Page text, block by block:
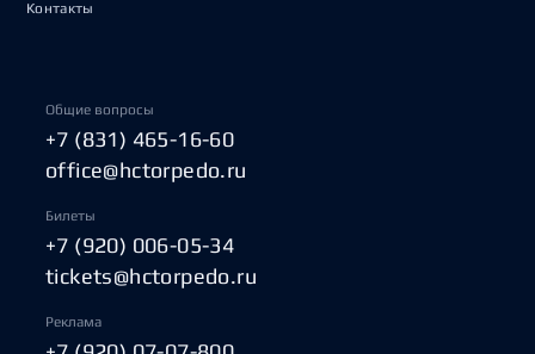
Контакты
Общие вопросы
+7 (831) 465-16-60
office@hctorpedo.ru
Билеты
+7 (920) 006-05-34
tickets@hctorpedo.ru
Реклама